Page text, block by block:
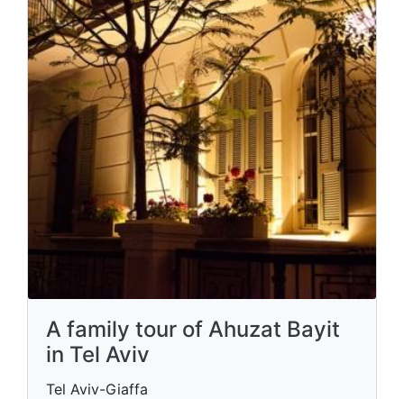
A family tour of Ahuzat Bayit
in Tel Aviv
Tel Aviv-Giaffa